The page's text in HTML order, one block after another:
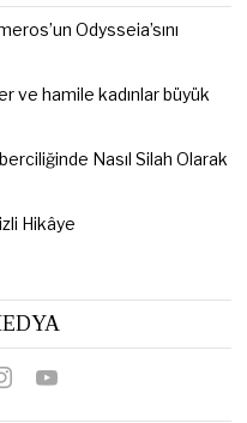
Odysseia’sını
ve hamile kadınlar büyük
Nasıl Silah Olarak
Hikâye